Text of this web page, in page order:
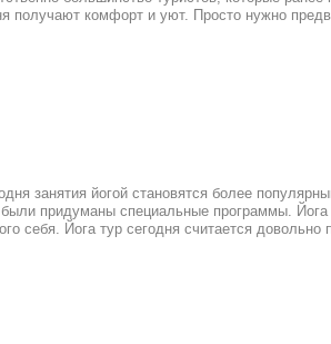
получают комфорт и уют. Просто нужно
занятия йогой становятся более
придуманы специальные программы. Йога
себя. Йога тур сегодня считается довольно